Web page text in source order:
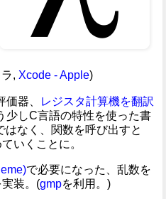
, Xcode - Apple)
器、
レジスタ計算機を翻訳
少しC言語の特性を使った書
はなく、関数を呼び出すと
いくことに。
で必要になった、乱数を
装。(gmpを利用。)